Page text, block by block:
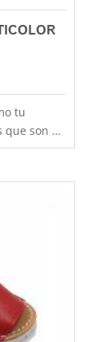
tu
son de
en
al mejor
un gran
talla 20 a
número,